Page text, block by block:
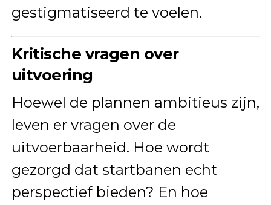
gestigmatiseerd te voelen.
Kritische vragen over
uitvoering
Hoewel de plannen ambitieus zijn,
leven er vragen over de
uitvoerbaarheid. Hoe wordt
gezorgd dat startbanen echt
perspectief bieden? En hoe